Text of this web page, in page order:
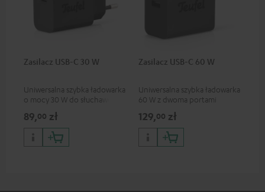
Zasilacz USB-C 30 W
Uniwersalna szybka ładowarka
o mocy 30 W do słuchawek i
także iPhone'ów marki Apple,
smartfonów z systemem
Android, tabletów i urządzeń
ze złączem USB-C
89,00 zł
Zasilacz USB-C 60 W
Uniwersalna szybka ładowarka
60 W z dwoma portami
/ USB 7,5 W) do słuchawek i
urządzeń przenośnych, a
także laptopów i innych
urządzeń o napięciu
129,00 zł